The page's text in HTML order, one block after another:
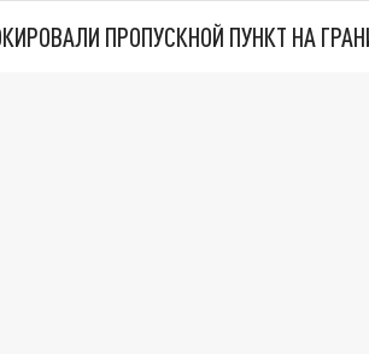
ПРОПУСКНОЙ ПУНКТ НА